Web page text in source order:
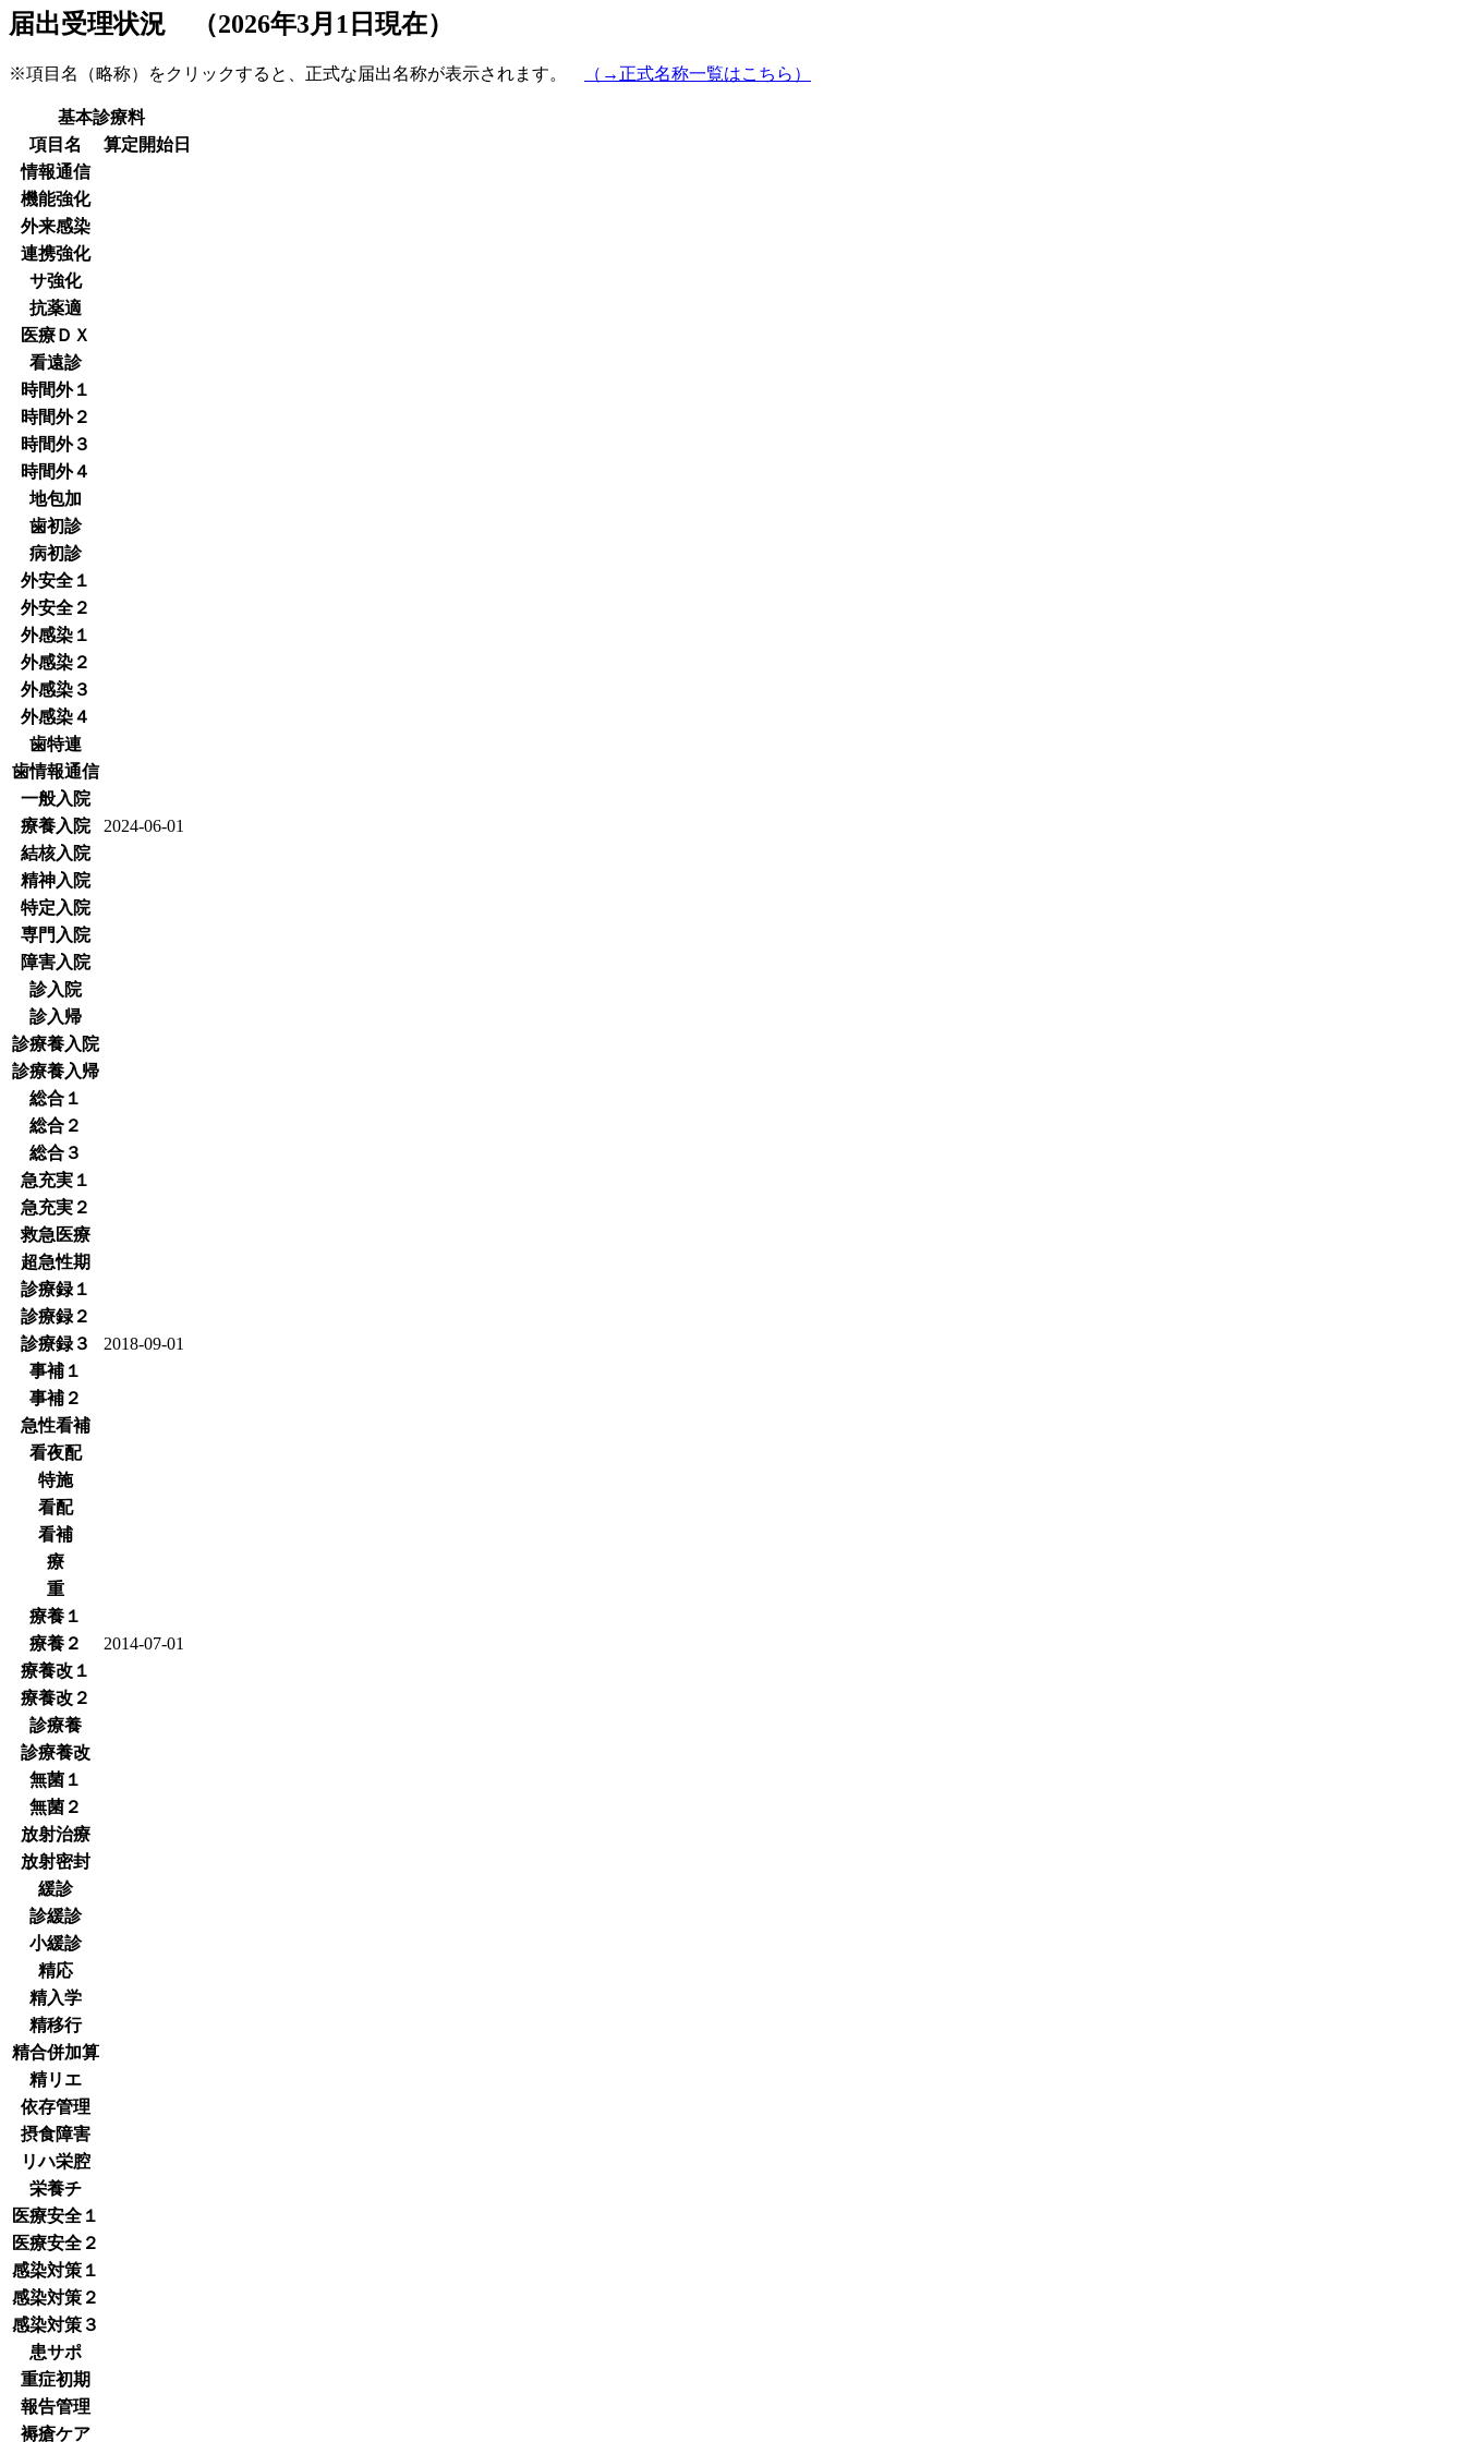
届出受理状況 （2026年3月1日現在）
※項目名（略称）をクリックすると、正式な届出名称が表示されます。 （→正式名称一覧はこちら）
基本診療料
項目名
算定開始日
情報通信
機能強化
外来感染
連携強化
サ強化
抗薬適
医療ＤＸ
看遠診
時間外１
時間外２
時間外３
時間外４
地包加
歯初診
病初診
外安全１
外安全２
外感染１
外感染２
外感染３
外感染４
歯特連
歯情報通信
一般入院
療養入院
2024-06-01
結核入院
精神入院
特定入院
専門入院
障害入院
診入院
診入帰
診療養入院
診療養入帰
総合１
総合２
総合３
急充実１
急充実２
救急医療
超急性期
診療録１
診療録２
診療録３
2018-09-01
事補１
事補２
急性看補
看夜配
特施
看配
看補
療
重
療養１
療養２
2014-07-01
療養改１
療養改２
診療養
診療養改
無菌１
無菌２
放射治療
放射密封
緩診
診緩診
小緩診
精応
精入学
精移行
精合併加算
精リエ
依存管理
摂食障害
リハ栄腔
栄養チ
医療安全１
医療安全２
感染対策１
感染対策２
感染対策３
患サポ
重症初期
報告管理
褥瘡ケア